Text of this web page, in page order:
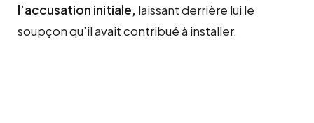
l’accusation initiale, laissant derrière lui le
soupçon qu’il avait contribué à installer.